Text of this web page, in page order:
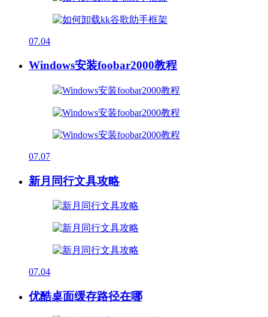
07.04
Windows安装foobar2000教程
07.07
新月同行文具攻略
07.04
优酷桌面缓存路径在哪